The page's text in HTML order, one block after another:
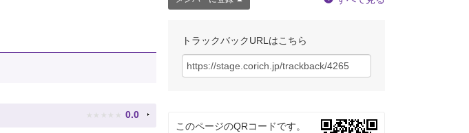
★ ★ ★ ★ ★ 0.0
トラックバックURLはこちら
このページのQRコードです。